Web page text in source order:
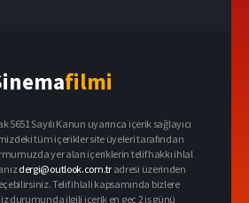
filmi
Sayılı Kanun uyarınca içerik sağlayıcı
tüm içerikler site üyeleri tarafından
yer alan içeriklerin telif hakkı ihlal
dergi@outlook.com.tr adresi üzerinden
Telif ihlali kapsamında bizlere
durumunda ilgili içerik en geç 2 iş günü